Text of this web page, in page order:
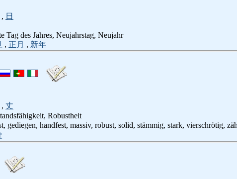
, 日
Tag des Jahres, Neujahrstag, Neujahr
, 正月 , 新年
, 丈
Robustheit
gediegen, handfest, massiv, robust, solid, stämmig, stark, vierschrötig,